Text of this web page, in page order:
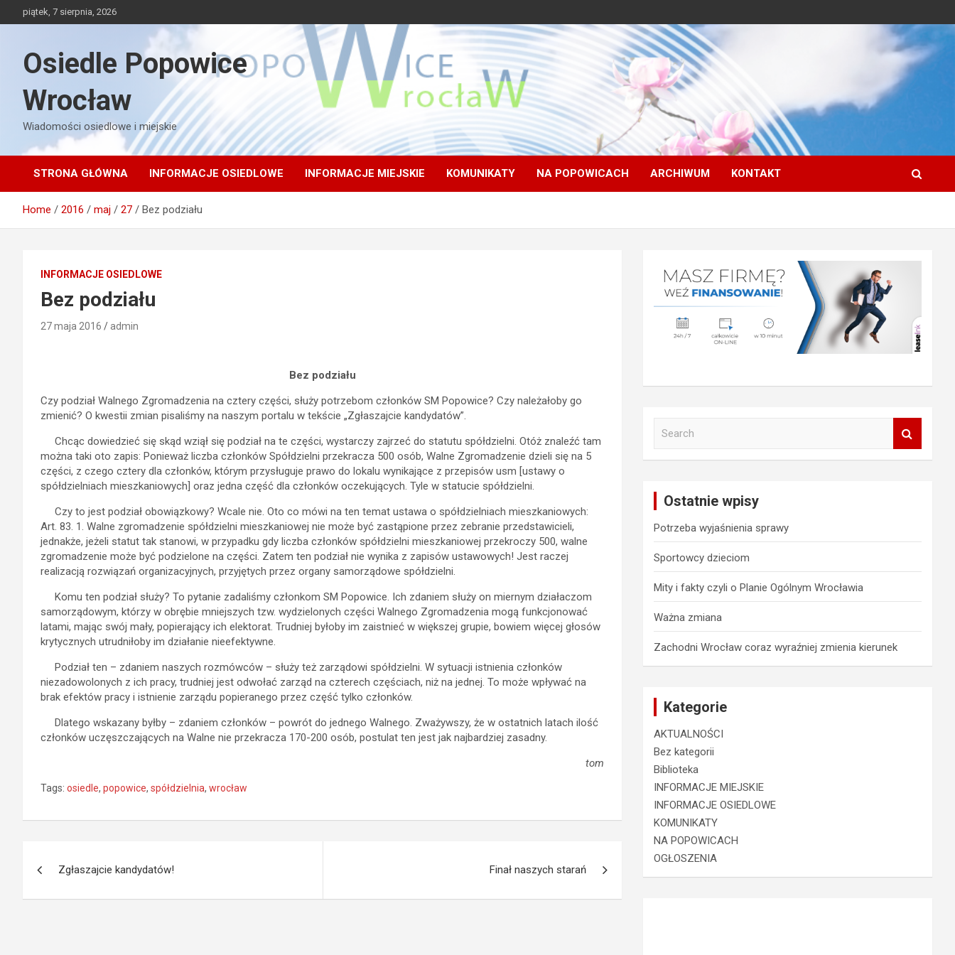
to
piątek, 7 sierpnia, 2026
Osiedle Popowice
Wrocław
Wiadomości osiedlowe i miejskie
STRONA GŁÓWNA INFORMACJE OSIEDLOWE INFORMACJE MIEJSKIE KOMUNIKATY NA POPOWICACH ARCHIWUM KONTAKT
Home 2016 maj 27 Bez podziału
INFORMACJE OSIEDLOWE
Bez podziału
27 maja 2016 admin
Bez podziału
Czy podział Walnego Zgromadzenia na cztery części, służy potrzebom członków SM Popowice? Czy należałoby go
zmienić? O kwestii zmian pisaliśmy na naszym portalu w tekście „Zgłaszajcie kandydatów”.
Chcąc dowiedzieć się skąd wziął się podział na te części, wystarczy zajrzeć do statutu spółdzielni. Otóż znaleźć tam
można taki oto zapis: Ponieważ liczba członków Spółdzielni przekracza 500 osób, Walne Zgromadzenie dzieli się na 5
części, z czego cztery dla członków, którym przysługuje prawo do lokalu wynikające z przepisów usm [ustawy o
spółdzielniach mieszkaniowych] oraz jedna część dla członków oczekujących. Tyle w statucie spółdzielni.
Czy to jest podział obowiązkowy? Wcale nie. Oto co mówi na ten temat ustawa o spółdzielniach mieszkaniowych:
Art. 83. 1. Walne zgromadzenie spółdzielni mieszkaniowej nie może być zastąpione przez zebranie przedstawicieli,
jednakże, jeżeli statut tak stanowi, w przypadku gdy liczba członków spółdzielni mieszkaniowej przekroczy 500, walne
zgromadzenie może być podzielone na części. Zatem ten podział nie wynika z zapisów ustawowych! Jest raczej
realizacją rozwiązań organizacyjnych, przyjętych przez organy samorządowe spółdzielni.
Komu ten podział służy? To pytanie zadaliśmy członkom SM Popowice. Ich zdaniem służy on miernym działaczom
samorządowym, którzy w obrębie mniejszych tzw. wydzielonych części Walnego Zgromadzenia mogą funkcjonować
latami, mając swój mały, popierający ich elektorat. Trudniej byłoby im zaistnieć w większej grupie, bowiem więcej głosów
krytycznych utrudniłoby im działanie nieefektywne.
Podział ten – zdaniem naszych rozmówców – służy też zarządowi spółdzielni. W sytuacji istnienia członków
niezadowolonych z ich pracy, trudniej jest odwołać zarząd na czterech częściach, niż na jednej. To może wpływać na
brak efektów pracy i istnienie zarządu popieranego przez część tylko członków.
Dlatego wskazany byłby – zdaniem członków – powrót do jednego Walnego. Zważywszy, że w ostatnich latach ilość
członków uczęszczających na Walne nie przekracza 170-200 osób, postulat ten jest jak najbardziej zasadny.
tom
Tags: osiedle, popowice, spółdzielnia, wrocław
wpisu
Zgłaszajcie kandydatów! Finał naszych starań
Ostatnie wpisy
Potrzeba wyjaśnienia sprawy
Sportowcy dzieciom
Mity i fakty czyli o Planie Ogólnym Wrocławia
Ważna zmiana
Zachodni Wrocław coraz wyraźniej zmienia kierunek
Kategorie
AKTUALNOŚCI
Bez kategorii
Biblioteka
INFORMACJE MIEJSKIE
INFORMACJE OSIEDLOWE
KOMUNIKATY
NA POPOWICACH
OGŁOSZENIA